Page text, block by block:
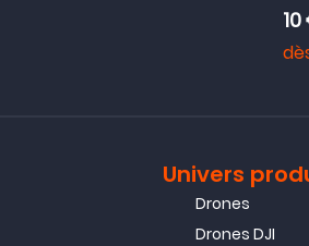
Univers
Drones
Drones DJI